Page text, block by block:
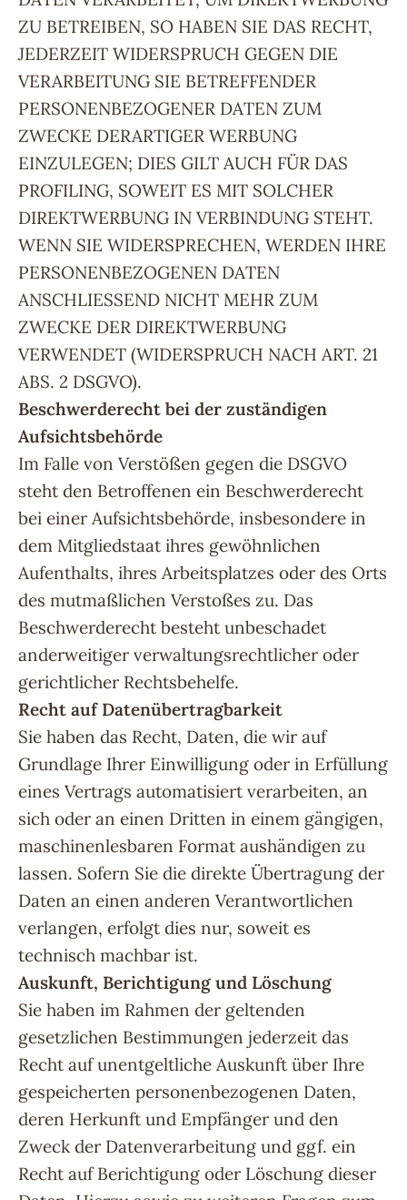
ZU BETREIBEN, SO HABEN SIE DAS RECHT,
JEDERZEIT WIDERSPRUCH GEGEN DIE
VERARBEITUNG SIE BETREFFENDER
PERSONENBEZOGENER DATEN ZUM
ZWECKE DERARTIGER WERBUNG
EINZULEGEN; DIES GILT AUCH FÜR DAS
PROFILING, SOWEIT ES MIT SOLCHER
DIREKTWERBUNG IN VERBINDUNG STEHT.
WENN SIE WIDERSPRECHEN, WERDEN IHRE
PERSONENBEZOGENEN DATEN
ANSCHLIESSEND NICHT MEHR ZUM
ZWECKE DER DIREKTWERBUNG
VERWENDET (WIDERSPRUCH NACH ART. 21
ABS. 2 DSGVO).
Beschwerderecht bei der zuständigen
Aufsichtsbehörde
Im Falle von Verstößen gegen die DSGVO
steht den Betroffenen ein Beschwerderecht
bei einer Aufsichtsbehörde, insbesondere in
dem Mitgliedstaat ihres gewöhnlichen
Aufenthalts, ihres Arbeitsplatzes oder des Orts
des mutmaßlichen Verstoßes zu. Das
Beschwerderecht besteht unbeschadet
anderweitiger verwaltungsrechtlicher oder
gerichtlicher Rechtsbehelfe.
Recht auf Datenübertragbarkeit
Sie haben das Recht, Daten, die wir auf
Grundlage Ihrer Einwilligung oder in Erfüllung
eines Vertrags automatisiert verarbeiten, an
sich oder an einen Dritten in einem gängigen,
maschinenlesbaren Format aushändigen zu
lassen. Sofern Sie die direkte Übertragung der
Daten an einen anderen Verantwortlichen
verlangen, erfolgt dies nur, soweit es
technisch machbar ist.
Auskunft, Berichtigung und Löschung
Sie haben im Rahmen der geltenden
gesetzlichen Bestimmungen jederzeit das
Recht auf unentgeltliche Auskunft über Ihre
gespeicherten personenbezogenen Daten,
deren Herkunft und Empfänger und den
Zweck der Datenverarbeitung und ggf. ein
Recht auf Berichtigung oder Löschung dieser